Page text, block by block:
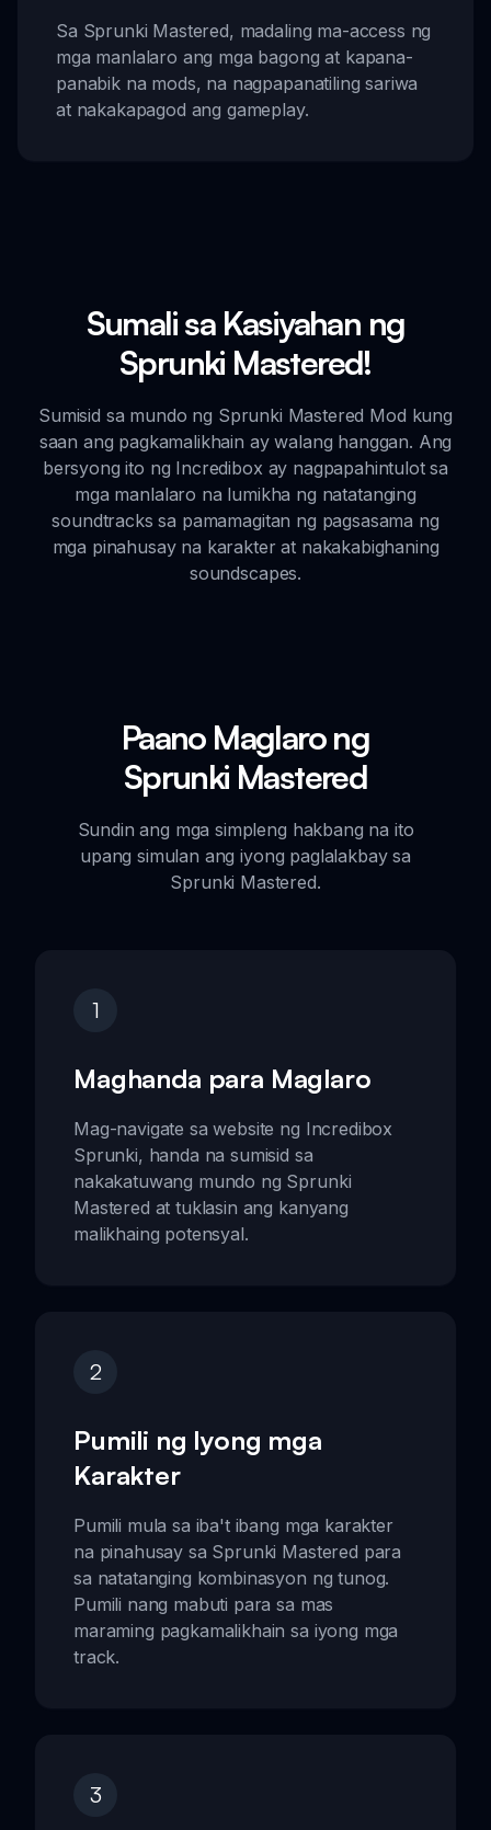
Sa Sprunki Mastered, madaling ma-access ng
mga manlalaro ang mga bagong at kapana-
panabik na mods, na nagpapanatiling sariwa
at nakakapagod ang gameplay.
Sumali sa Kasiyahan ng
Sprunki Mastered!
Sumisid sa mundo ng Sprunki Mastered Mod kung
saan ang pagkamalikhain ay walang hanggan. Ang
bersyong ito ng Incredibox ay nagpapahintulot sa
mga manlalaro na lumikha ng natatanging
soundtracks sa pamamagitan ng pagsasama ng
mga pinahusay na karakter at nakakabighaning
soundscapes.
Paano Maglaro ng
Sprunki Mastered
Sundin ang mga simpleng hakbang na ito
upang simulan ang iyong paglalakbay sa
Sprunki Mastered.
1
Maghanda para Maglaro
Mag-navigate sa website ng Incredibox
Sprunki, handa na sumisid sa
nakakatuwang mundo ng Sprunki
Mastered at tuklasin ang kanyang
malikhaing potensyal.
2
Pumili ng Iyong mga
Karakter
Pumili mula sa iba't ibang mga karakter
na pinahusay sa Sprunki Mastered para
sa natatanging kombinasyon ng tunog.
Pumili nang mabuti para sa mas
maraming pagkamalikhain sa iyong mga
track.
3